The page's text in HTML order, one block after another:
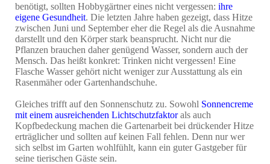
benötigt, sollten Hobbygärtner eines nicht vergessen: ihre
eigene Gesundheit. Die letzten Jahre haben gezeigt, dass Hitze
zwischen Juni und September eher die Regel als die Ausnahme
darstellt und den Körper stark beansprucht. Nicht nur die
Pflanzen brauchen daher genügend Wasser, sondern auch der
Mensch. Das heißt konkret: Trinken nicht vergessen! Eine
Flasche Wasser gehört nicht weniger zur Ausstattung als ein
Rasenmäher oder Gartenhandschuhe.
Gleiches trifft auf den Sonnenschutz zu. Sowohl Sonnencreme
mit einem ausreichenden Lichtschutzfaktorals auch
Kopfbedeckung machen die Gartenarbeit bei drückender Hitze
erträglicher und sollten auf keinen Fall fehlen. Denn nur wer
sich selbst im Garten wohlfühlt, kann ein guter Gastgeber für
seine tierischen Gäste sein.